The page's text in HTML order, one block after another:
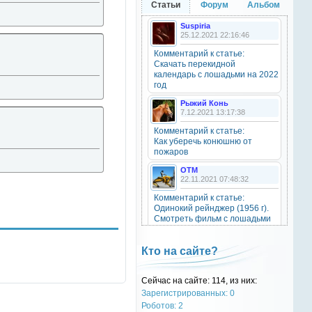
20 октября 2025
OTM
6 сентября 2025
Grey-Rattto
Grey-Rattto
2 сентября 2025
Все ещё в деле
Grey-Rattto
2 сентября 2025
Приветствую товарищи! Привет
ОТМ!
17 ноября 2024
oper202, нет такого номера в
телеге
oper202
Статьи Форум Альбом
Suspiria
25.12.2021 22:16:46
Комментарий к статье:
Скачать перекидной
календарь с лошадьми на 2022
год
Рыжий Конь
7.12.2021 13:17:38
Комментарий к статье:
Как уберечь конюшню от
пожаров
OTM
22.11.2021 07:48:32
Комментарий к статье:
Одинокий рейнджер (1956 г).
Смотреть фильм с лошадьми
Natali
28.09.2021 15:30:39
Комментарий к статье:
Тест «Масти и отметины»
OTM
Кто на сайте?
Сейчас на сайте: 114, из них:
Зарегистрированных: 0
Роботов: 2